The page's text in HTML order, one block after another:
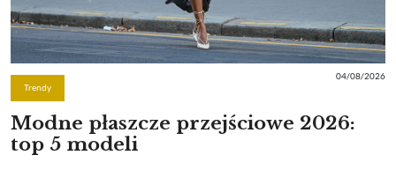
Trendy
04/08/2026
Modne płaszcze przejściowe 2026:
top 5 modeli